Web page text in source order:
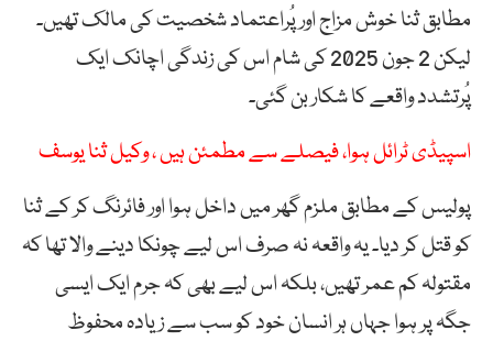
مطابق ثنا خوش مزاج اور پُراعتماد شخصیت کی مالک تھیں۔
لیکن 2 جون 2025 کی شام اس کی زندگی اچانک ایک
پُرتشدد واقعے کا شکار بن گئی۔
اسپیڈی ٹرائل ہوا، فیصلے سے مطمئن ہیں ، وکیل ثنا یوسف
پولیس کے مطابق ملزم گھر میں داخل ہوا اور فائرنگ کر کے ثنا
کو قتل کر دیا۔ یہ واقعہ نہ صرف اس لیے چونکا دینے والا تھا کہ
مقتولہ کم عمر تھیں، بلکہ اس لیے بھی کہ جرم ایک ایسی
جگہ پر ہوا جہاں ہر انسان خود کو سب سے زیادہ محفوظ